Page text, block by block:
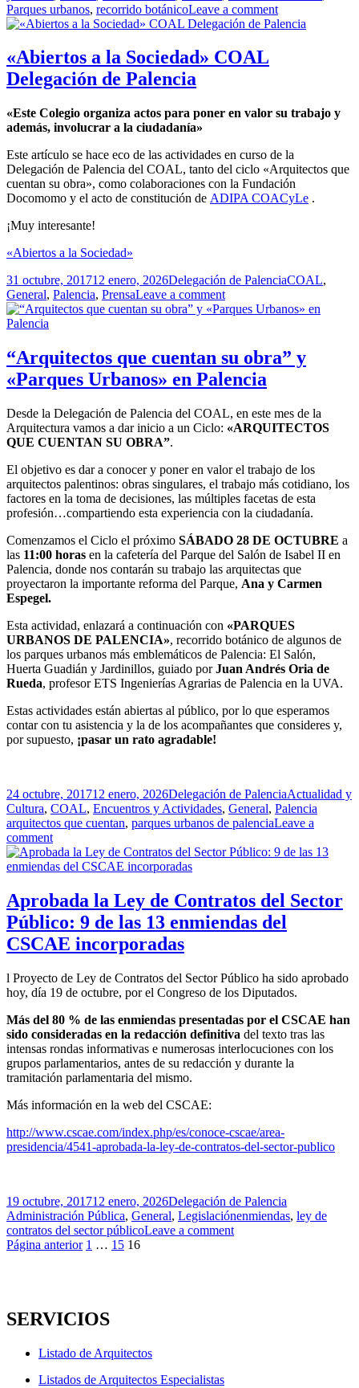
Parques urbanos, recorrido botánicoLeave a comment
«Abiertos a la Sociedad» COAL
Delegación de Palencia
«Este Colegio organiza actos para poner en valor su trabajo y
además, involucrar a la ciudadanía»
Este artículo se hace eco de las actividades en curso de la
Delegación de Palencia del COAL, tanto del ciclo «Arquitectos que
cuentan su obra», como colaboraciones con la Fundación
Docomomo y el acto de constitución de ADIPA COACyLe .
¡Muy interesante!
«Abiertos a la Sociedad»
Publicado
el
31 octubre, 201712 enero, 2026Autor
Delegación de PalenciaCategorías
COAL,
General, Palencia, PrensaLeave a comment
“Arquitectos que cuentan su obra” y
«Parques Urbanos» en Palencia
Desde la Delegación de Palencia del COAL, en este mes de la
Arquitectura vamos a dar inicio a un Ciclo: «ARQUITECTOS
QUE CUENTAN SU OBRA”.
El objetivo es dar a conocer y poner en valor el trabajo de los
arquitectos palentinos: obras singulares, el trabajo más cotidiano, los
factores en la toma de decisiones, las múltiples facetas de esta
profesión…compartiendo esta experiencia con la ciudadanía.
Comenzamos el Ciclo el próximo SÁBADO 28 DE OCTUBRE a
las 11:00 horas en la cafetería del Parque del Salón de Isabel II en
Palencia, donde nos contarán su trabajo las arquitectas que
proyectaron la importante reforma del Parque, Ana y Carmen
Espegel.
Esta actividad, enlazará a continuación con «PARQUES
URBANOS DE PALENCIA», recorrido botánico de algunos de
los parques urbanos más emblemáticos de Palencia: El Salón,
Huerta Guadián y Jardinillos, guiado porJuan Andrés Oria de
Rueda, profesor ETS Ingenierías Agrarias de Palencia en la UVA.
Estas actividades están abiertas al público, por lo que esperamos
contar con tu asistencia y la de los acompañantes que consideres y,
por supuesto, ¡pasar un rato agradable!
Publicado
el
24 octubre, 201712 enero, 2026Autor
Delegación de PalenciaCategorías
Actualidad y
Cultura, COAL, Encuentros y Actividades, General, Palencia
arquitectos que cuentan, parques urbanos de palenciaLeave a
comment
Aprobada la Ley de Contratos del Sector
Público: 9 de las 13 enmiendas del
CSCAE incorporadas
l Proyecto de Ley de Contratos del Sector Público ha sido aprobado
hoy, día 19 de octubre, por el Congreso de los Diputados.
Más del 80 % de las enmiendas presentadas por el CSCAE han
sido consideradas en la redacción definitiva del texto tras las
intensas rondas informativas e numerosas interlocuciones con los
grupos parlamentarios, antes de su redacción y durante la
tramitación parlamentaria del mismo.
Más información en la web del CSCAE:
http://www.cscae.com/index.php/es/conoce-cscae/area-
presidencia/4541-aprobada-la-ley-de-contratos-del-sector-publico
Publicado
el
19 octubre, 201712 enero, 2026Autor
Delegación de Palencia
Administración Pública, General, LegislaciónEtiquetas
enmiendas, ley de
contratos del sector públicoLeave a comment
Navegación
Página anterior Página
1 … Página
15 Página
16
SERVICIOS
Listado de Arquitectos
Listados de Arquitectos Especialistas